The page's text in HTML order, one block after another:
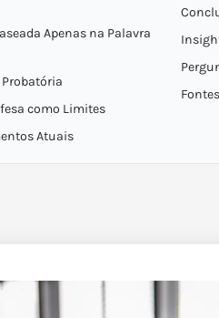
Apenas na Palavra
Probatória
como Limites
Atuais
Fontes